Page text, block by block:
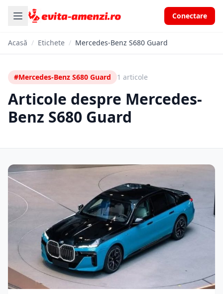
Conectare
Acasă / Etichete / Mercedes-Benz S680 Guard
#Mercedes-Benz S680 Guard 1 articole
Articole despre Mercedes-
Benz S680 Guard